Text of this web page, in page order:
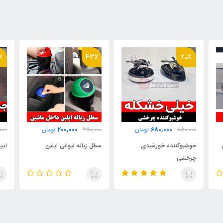
43٪
350,000
200,000 تومان
سطل زباله لیوانی ایلین
14٪
750,000
650,000 تومان
ایینه کاپریسی چراغ دار